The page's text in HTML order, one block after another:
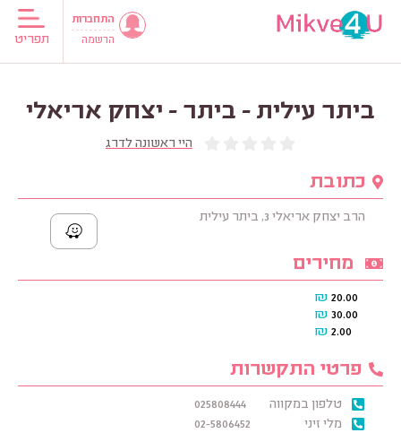
תפריט
התחברות
הרשמה
ביתר עילית - ביתר - יצחק אריאלי
היי ראשונה לדרג
כתובת
הרב יצחק אריאלי 3, ביתר עילית
מחירים
20.00
₪
30.00
₪
2.00
₪
פרטי התקשרות
טלפון במקווה
025808444
מלי זיני
02-5806452